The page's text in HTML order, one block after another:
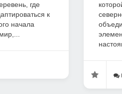
где
к
начала